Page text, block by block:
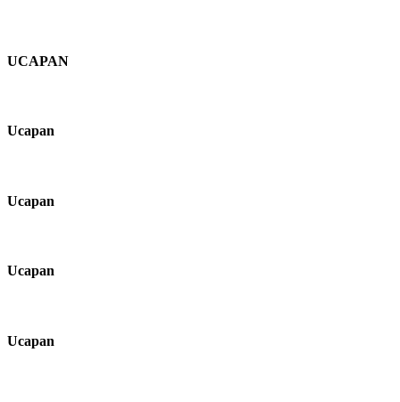
UCAPAN
Ucapan
Ucapan
Ucapan
Ucapan